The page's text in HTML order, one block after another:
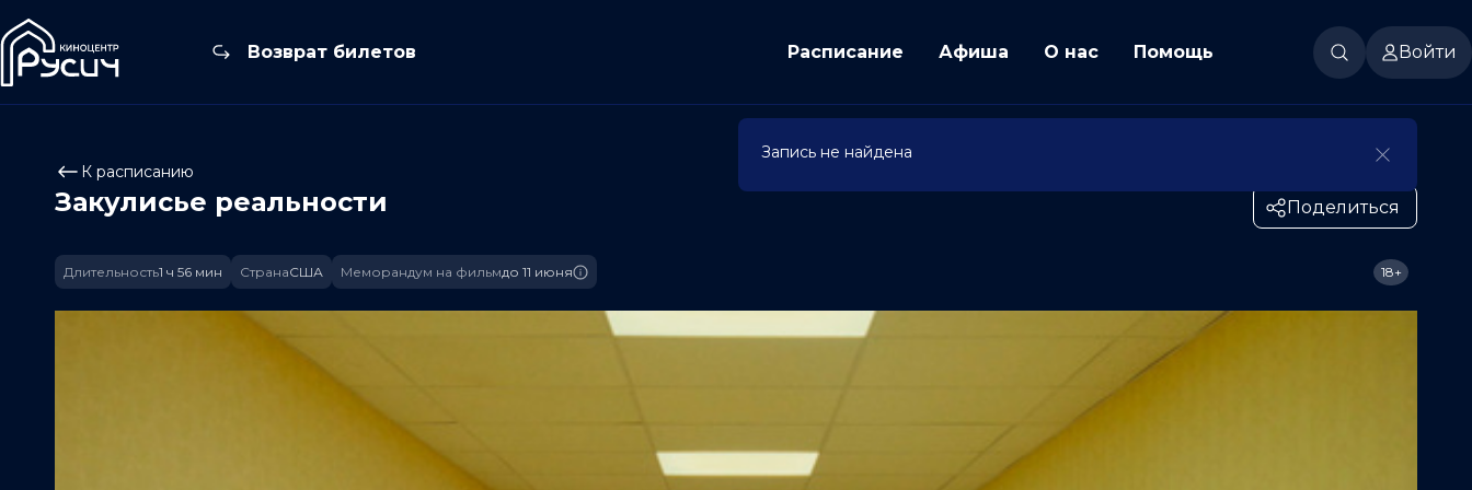
Возврат билетов Расписание Афиша О нас Помощь Войти
К расписанию
Закулисье реальности Поделиться
Длительность1 ч 56 мин СтранаСША Меморандум на фильмдо 11 июня 18+
Запись не найдена